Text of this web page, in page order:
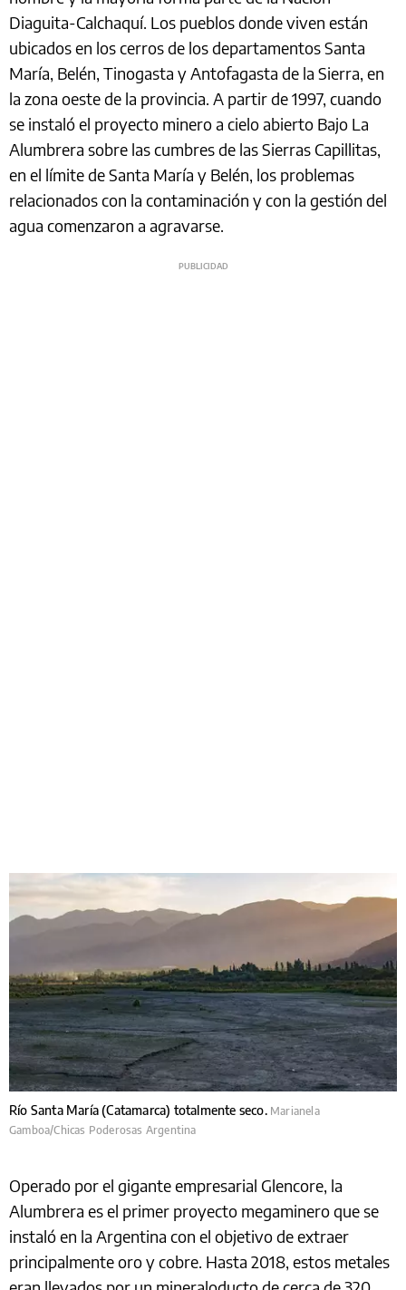
Diaguita-Calchaquí. Los pueblos donde viven están
ubicados en los cerros de los departamentos Santa
María, Belén, Tinogasta y Antofagasta de la Sierra, en
la zona oeste de la provincia. A partir de 1997, cuando
se instaló el proyecto minero a cielo abierto Bajo La
Alumbrera sobre las cumbres de las Sierras Capillitas,
en el límite de Santa María y Belén, los problemas
relacionados con la contaminación y con la gestión del
agua comenzaron a agravarse.
Río Santa María (Catamarca) totalmente seco. Marianela
Gamboa/Chicas Poderosas Argentina
Operado por el gigante empresarial Glencore, la
Alumbrera es el primer proyecto megaminero que se
instaló en la Argentina con el objetivo de extraer
principalmente oro y cobre. Hasta 2018, estos metales